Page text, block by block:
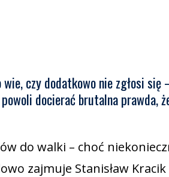
czy dodatkowo nie zgłosi się
docierać brutalna prawda,
do walki – choć
zajmuje Stanisław